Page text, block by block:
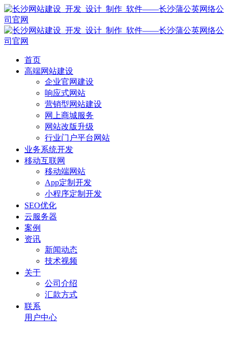
首页
高端网站建设
企业官网建设
响应式网站
营销型网站建设
网上商城服务
网站改版升级
行业门户平台网站
业务系统开发
移动互联网
移动端网站
App定制开发
小程序定制开发
SEO优化
云服务器
案例
资讯
新闻动态
技术视频
关于
公司介绍
汇款方式
联系
用户中心